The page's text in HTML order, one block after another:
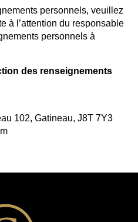
personnels, veuillez
à l’attention du responsable
personnels à
des renseignements
102, Gatineau, J8T 7Y3